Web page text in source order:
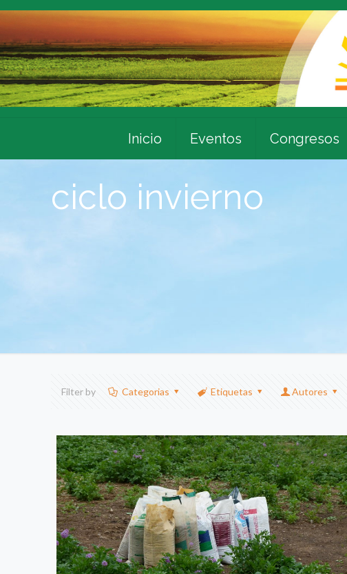
Inicio Eventos Congresos
ciclo invierno
Filter by Categorias Etiquetas Autores